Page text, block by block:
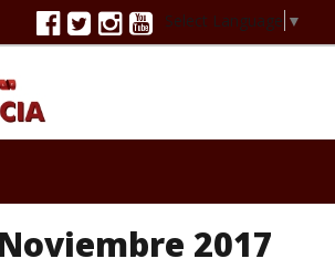
Select Language ▼
2017